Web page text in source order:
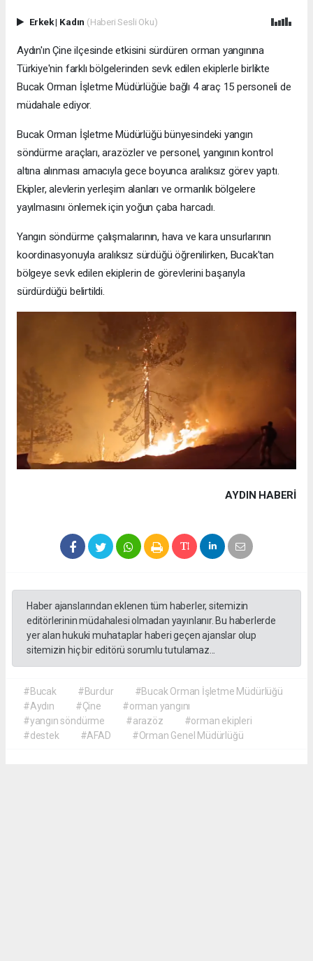
Erkek| Kadın (Haberi Sesli Oku)
Aydın'ın Çine ilçesinde etkisini sürdüren orman yangınına
Türkiye'nin farklı bölgelerinden sevk edilen ekiplerle birlikte
Bucak Orman İşletme Müdürlüğüe bağlı 4 araç 15 personeli de
müdahale ediyor.
Bucak Orman İşletme Müdürlüğü bünyesindeki yangın
söndürme araçları, arazözler ve personel, yangının kontrol
altına alınması amacıyla gece boyunca aralıksız görev yaptı.
Ekipler, alevlerin yerleşim alanları ve ormanlık bölgelere
yayılmasını önlemek için yoğun çaba harcadı.
Yangın söndürme çalışmalarının, hava ve kara unsurlarının
koordinasyonuyla aralıksız sürdüğü öğrenilirken, Bucak'tan
bölgeye sevk edilen ekiplerin de görevlerini başarıyla
sürdürdüğü belirtildi.
AYDIN HABERİ
Haber ajanslarından eklenen tüm haberler, sitemizin
editörlerinin müdahalesi olmadan yayınlanır. Bu haberlerde
yer alan hukuki muhataplar haberi geçen ajanslar olup
sitemizin hiç bir editörü sorumlu tutulamaz...
#Bucak #Burdur
#Bucak Orman İşletme Müdürlüğü
#Aydın
#Çine
#orman yangını
#yangın söndürme
#arazöz
#orman ekipleri
#destek
#AFAD #Orman Genel Müdürlüğü